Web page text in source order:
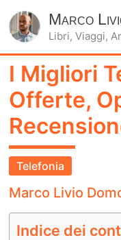
Marco
Libri, Viaggi,
I Migliori
Offerte,
Telefonia
Marco Livio
Indice dei